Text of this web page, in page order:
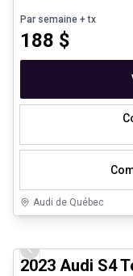
Par semaine + tx
188 $
Audi de Québec
Véhicules d'occasion
Previous slide
2023 Audi S4